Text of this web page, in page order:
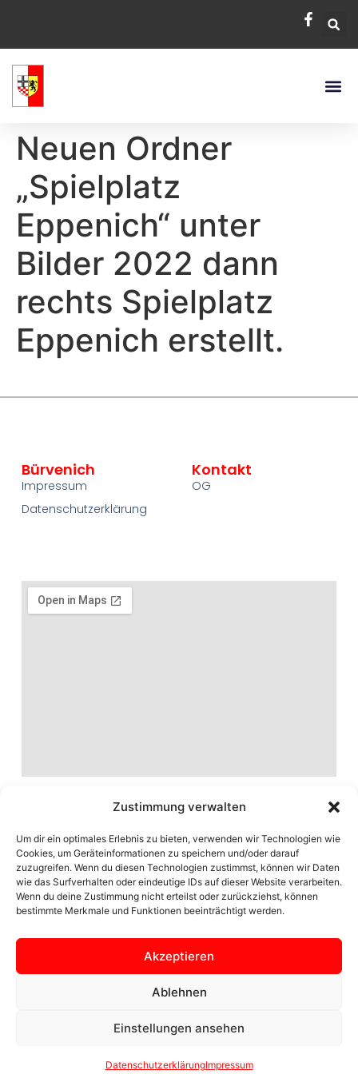
Zustimmung verwalten
Um dir ein optimales Erlebnis zu bieten, verwenden wir Technologien wie
Cookies, um Geräteinformationen zu speichern und/oder darauf
zuzugreifen. Wenn du diesen Technologien zustimmst, können wir Daten
wie das Surfverhalten oder eindeutige IDs auf dieser Website verarbeiten.
Wenn du deine Zustimmung nicht erteilst oder zurückziehst, können
bestimmte Merkmale und Funktionen beeinträchtigt werden.
Akzeptieren
Ablehnen
Einstellungen ansehen
DatenschutzerklärungImpressum
Neuen Ordner
„Spielplatz
Eppenich“ unter
Bilder 2022 dann
rechts Spielplatz
Eppenich erstellt.
Seite der Ortsgemeinschaft Zülpich Bürvenich
Bürvenich
Impressum
Datenschutzerklärung
Kontakt
OG
© 2024 OG Bürvenich